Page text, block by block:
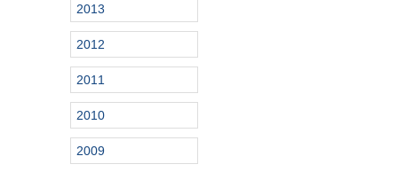
2013
2012
2011
2010
2009